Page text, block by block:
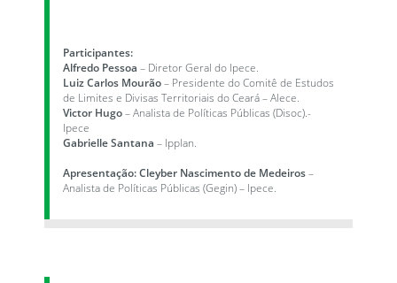
Participantes:
Alfredo Pessoa – Diretor Geral do Ipece.
Luiz Carlos Mourão– Presidente do Comitê de Estudos
de Limites e Divisas Territoriais do Ceará – Alece.
Victor Hugo– Analista de Políticas Públicas (Disoc).-
Ipece
Gabrielle Santana – Ipplan.
Apresentação: Cleyber Nascimento de Medeiros–
Analista de Políticas Públicas (Gegin) – Ipece.